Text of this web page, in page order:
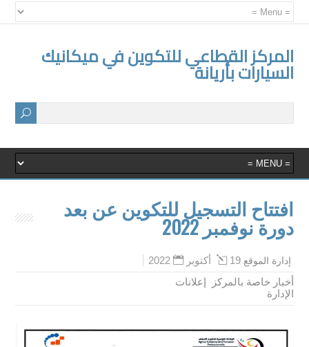
المركز القطاعي للتكوين في ميكانيك
السيارات بأريانة
افتتاح التسجيل للتكوين عن بعد
دورة نوفمبر 2022
إدارة الموقع 19 أكتوبر 2022
أخبار خاصة بالمركز
إعلانات
الإدارة